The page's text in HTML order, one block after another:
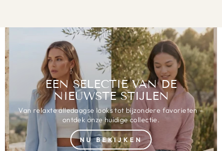
EEN SELECTIE VAN DE
NIEUWSTE STIJLEN
Van relaxte alledaagse looks tot bijzondere favorieten –
ontdek onze huidige collectie.
NU BEKIJKEN